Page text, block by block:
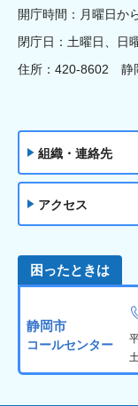
開庁時間：月曜日か
閉庁日：土曜日、日
住所：420-8602 静
組織・連絡先
アクセス
困ったときは
静岡市
コールセンター